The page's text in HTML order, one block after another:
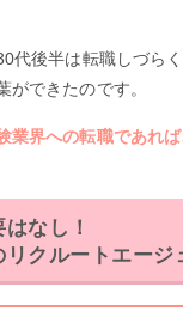
代後半は転職しづら
ができたのです。
業界への転職であれ
なし！
クルートエージ